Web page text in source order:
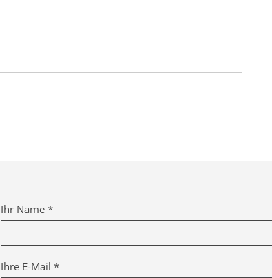
Ihr Name *
Ihre E-Mail *